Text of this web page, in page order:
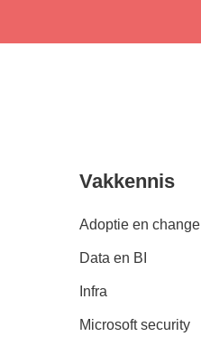
Vakkennis
Adoptie en change
Data en BI
Infra
Microsoft security